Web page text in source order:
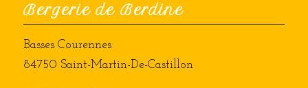
Bergerie de Berdine
Basses Courennes
84750 Saint-Martin-De-Castillon